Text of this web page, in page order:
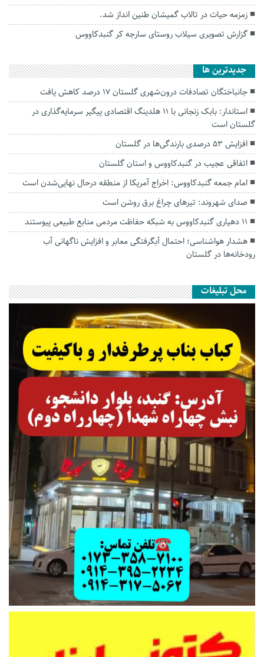
زمزمه حیات در تالاب گمیشان طنین انداز شد.
گزارش تصویری سیلاب روستای سارجه کر گنبدکاووس
جديدترين ها
جانباختگان تصادفات درون‌شهری گلستان ۱۷ درصد کاهش یافت
استاندار: بابک زنجانی با ۱۱ هلدینگ اقتصادی پیگیر سرمایه‌گذاری در
گلستان است
افزایش ۵۳ درصدی بارندگی‌ها در گلستان
اتفاقی عجیب در‌ گنبدکاووس و استان گلستان
امام جمعه گنبدکاووس: اخراج آمریکا از منطقه درحال نهایی‌شدن است
صدای شهروند: تیرهای چراغ برق روشن است
۱۱ دهیاری گنبدکاووس به شبکه حفاظت مردمی منابع طبیعی پیوستند
هشدار هواشناسی؛ احتمال آبگرفتگی معابر و افزایش ناگهانی آب
رودخانه‌ها در گلستان
محل تبلیغات